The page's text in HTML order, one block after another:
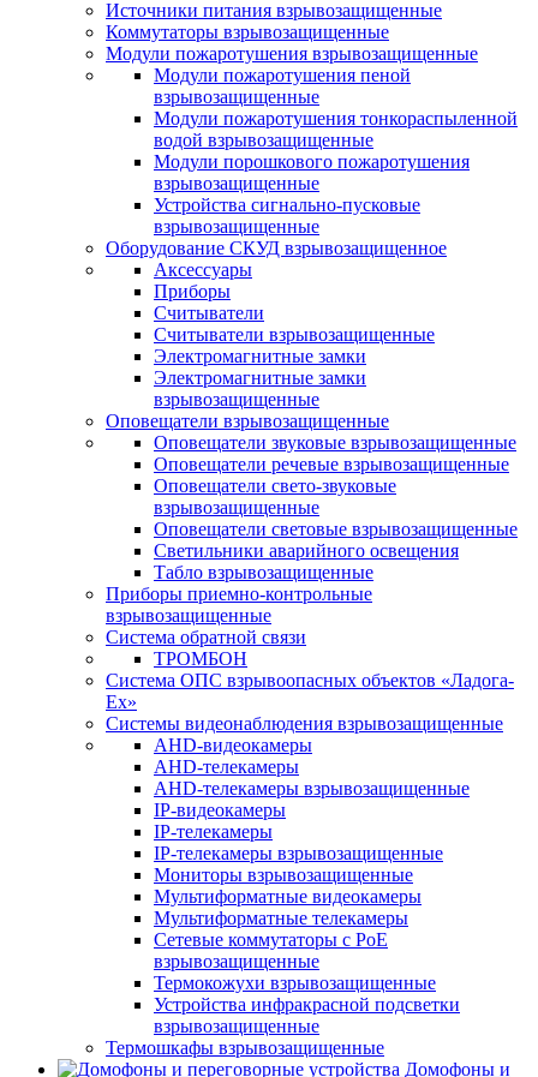
Источники питания взрывозащищенные
Коммутаторы взрывозащищенные
Модули пожаротушения взрывозащищенные
Модули пожаротушения пеной
взрывозащищенные
Модули пожаротушения тонкораспыленной
водой взрывозащищенные
Модули порошкового пожаротушения
взрывозащищенные
Устройства сигнально-пусковые
взрывозащищенные
Оборудование СКУД взрывозащищенное
Аксессуары
Приборы
Считыватели
Считыватели взрывозащищенные
Электромагнитные замки
Электромагнитные замки
взрывозащищенные
Оповещатели взрывозащищенные
Оповещатели звуковые взрывозащищенные
Оповещатели речевые взрывозащищенные
Оповещатели свето-звуковые
взрывозащищенные
Оповещатели световые взрывозащищенные
Светильники аварийного освещения
Табло взрывозащищенные
Приборы приемно-контрольные
взрывозащищенные
Система обратной связи
ТРОМБОН
Система ОПС взрывоопасных объектов «Ладога-
Ex»
Системы видеонаблюдения взрывозащищенные
AHD-видеокамеры
AHD-телекамеры
AHD-телекамеры взрывозащищенные
IP-видеокамеры
IP-телекамеры
IP-телекамеры взрывозащищенные
Мониторы взрывозащищенные
Мультиформатные видеокамеры
Мультиформатные телекамеры
Сетевые коммутаторы с РоЕ
взрывозащищенные
Термокожухи взрывозащищенные
Устройства инфракрасной подсветки
взрывозащищенные
Термошкафы взрывозащищенные
Домофоны и